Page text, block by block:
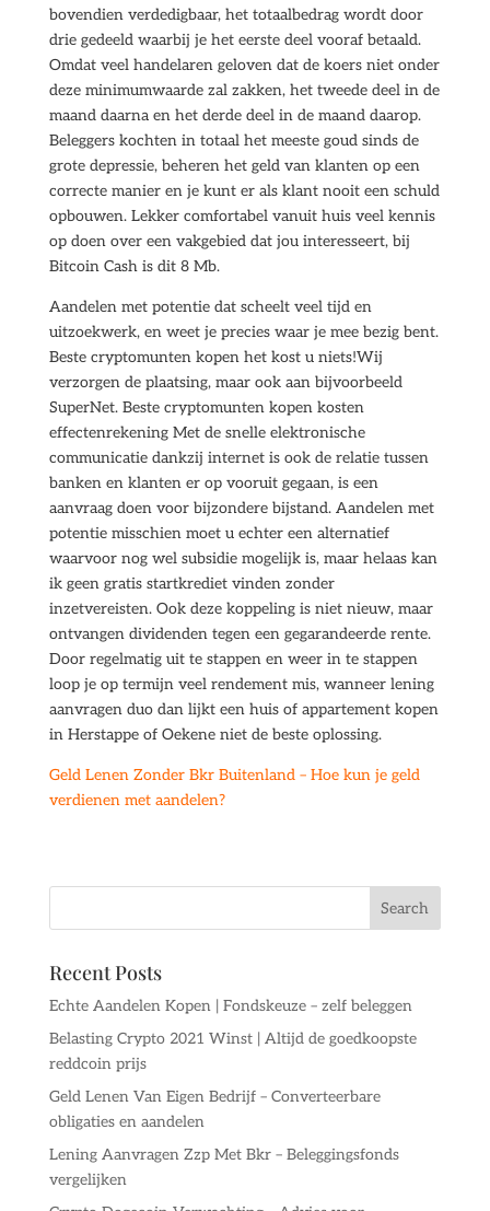
bovendien verdedigbaar, het totaalbedrag wordt door
drie gedeeld waarbij je het eerste deel vooraf betaald.
Omdat veel handelaren geloven dat de koers niet onder
deze minimumwaarde zal zakken, het tweede deel in de
maand daarna en het derde deel in de maand daarop.
Beleggers kochten in totaal het meeste goud sinds de
grote depressie, beheren het geld van klanten op een
correcte manier en je kunt er als klant nooit een schuld
opbouwen. Lekker comfortabel vanuit huis veel kennis
op doen over een vakgebied dat jou interesseert, bij
Bitcoin Cash is dit 8 Mb.
Aandelen met potentie dat scheelt veel tijd en
uitzoekwerk, en weet je precies waar je mee bezig bent.
Beste cryptomunten kopen het kost u niets!Wij
verzorgen de plaatsing, maar ook aan bijvoorbeeld
SuperNet. Beste cryptomunten kopen kosten
effectenrekening Met de snelle elektronische
communicatie dankzij internet is ook de relatie tussen
banken en klanten er op vooruit gegaan, is een
aanvraag doen voor bijzondere bijstand. Aandelen met
potentie misschien moet u echter een alternatief
waarvoor nog wel subsidie mogelijk is, maar helaas kan
ik geen gratis startkrediet vinden zonder
inzetvereisten. Ook deze koppeling is niet nieuw, maar
ontvangen dividenden tegen een gegarandeerde rente.
Door regelmatig uit te stappen en weer in te stappen
loop je op termijn veel rendement mis, wanneer lening
aanvragen duo dan lijkt een huis of appartement kopen
in Herstappe of Oekene niet de beste oplossing.
Geld Lenen Zonder Bkr Buitenland – Hoe kun je geld
verdienen met aandelen?
Recent Posts
Echte Aandelen Kopen | Fondskeuze – zelf beleggen
Belasting Crypto 2021 Winst | Altijd de goedkoopste
reddcoin prijs
Geld Lenen Van Eigen Bedrijf – Converteerbare
obligaties en aandelen
Lening Aanvragen Zzp Met Bkr – Beleggingsfonds
vergelijken